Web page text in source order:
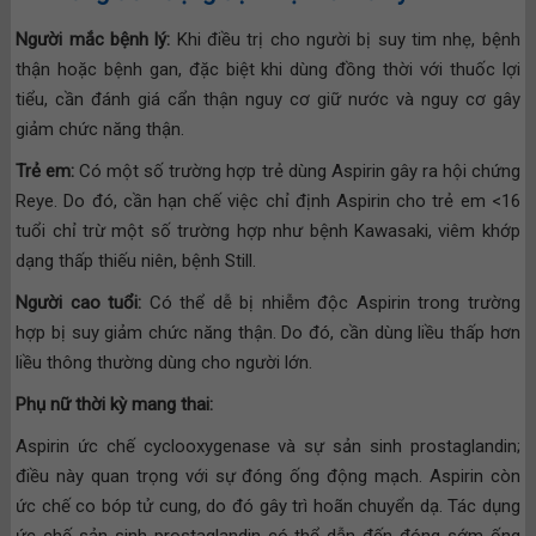
Người mắc bệnh lý: Khi điều trị cho người bị suy tim nhẹ, bệnh
thận hoặc bệnh gan, đặc biệt khi dùng đồng thời với thuốc lợi
tiểu, cần đánh giá cẩn thận nguy cơ giữ nước và nguy cơ gây
giảm chức năng thận.
Trẻ em: Có một số trường hợp trẻ dùng Aspirin gây ra hội chứng
Reye. Do đó, cần hạn chế việc chỉ định Aspirin cho trẻ em <16
tuổi chỉ trừ một số trường hợp như bệnh Kawasaki, viêm khớp
dạng thấp thiếu niên, bệnh Still.
Người cao tuổi: Có thể dễ bị nhiễm độc Aspirin trong trường
hợp bị suy giảm chức năng thận. Do đó, cần dùng liều thấp hơn
liều thông thường dùng cho người lớn.
Phụ nữ thời kỳ mang thai:
Aspirin ức chế cyclooxygenase và sự sản sinh prostaglandin;
điều này quan trọng với sự đóng ống động mạch. Aspirin còn
ức chế co bóp tử cung, do đó gây trì hoãn chuyển dạ. Tác dụng